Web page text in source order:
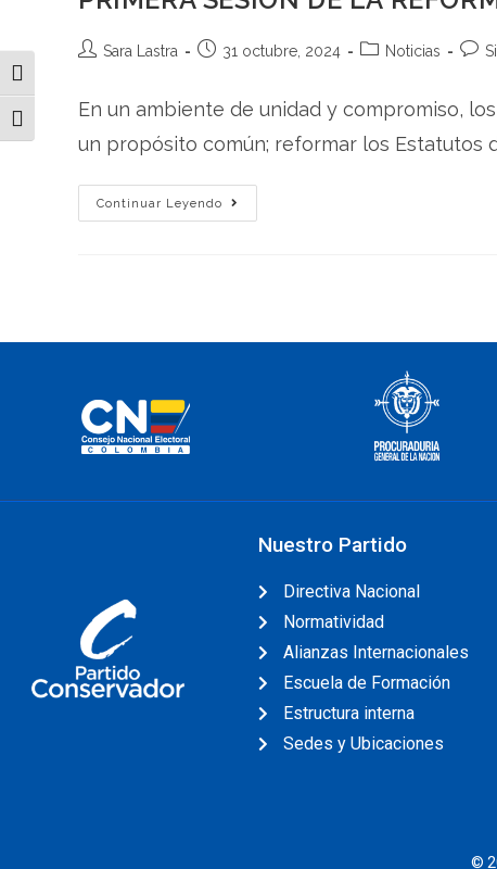
Toggle High Contrast
Toggle Font size
Sara Lastra 31 octubre, 2024 Noticias
En un ambiente de unidad y compromiso,
un propósito común; reformar los Estatutos
Continuar Leyendo
Nuestro Partido
Directiva Nacional
Normatividad
Alianzas Internacionales
Escuela de Formación
Estructura interna
Sedes y Ubicaciones
©